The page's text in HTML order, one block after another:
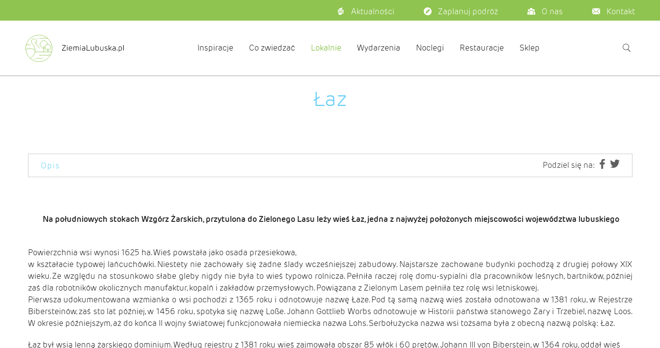
Aktualności Zaplanuj podróż O nas Kontakt
Inspiracje Co zwiedzać Lokalnie Wydarzenia Noclegi Restauracje Sklep
Łaz
Opis Podziel się na:
Na południowych stokach Wzgórz Żarskich, przytulona do Zielonego Lasu leży wieś Łaz, jedna z najwyżej położonych miejscowości województwa lubuskiego
Powierzchnia wsi wynosi 1625 ha. Wieś powstała jako osada przesiekowa,
w kształacie typowej lańcuchówki. Niestety nie zachowały się żadne ślady wcześniejszej zabudowy. Najstarsze zachowane budynki pochodzą z drugiej połowy XIX
wieku. Ze względu na stosunkowo słabe gleby nigdy nie była to wieś typowo rolnicza. Pełniła raczej rolę domu-sypialni dla pracowników leśnych, bartników, później
zaś dla robotników okolicznych manufaktur, kopalń i zakładów przemysłowych. Powiązana z Zielonym Lasem pełniła tez rolę wsi letniskowej.
Pierwsza udokumentowana wzmianka o wsi pochodzi z 1365 roku i odnotowuje nazwę Łaze. Pod tą samą nazwą wieś została odnotowana w 1381 roku, w Rejestrze
Bibersteinów, zaś sto lat później, w 1456 roku, spotyka się nazwę Loße. Johann Gottlieb Worbs odnotowuje w Historii państwa stanowego Żary i Trzebiel, nazwę Loos.
W okresie późniejszym, aż do końca II wojny światowej funkcjonowała niemiecka nazwa Lohs. Serbołużycka nazwa wsi tożsama była z obecną nazwą polską: Łaz.
Łaz był wsią lenną żarskiego dominium. Według rejestru z 1381 roku wieś zajmowała obszar 85 włók i 60 prętów. Johann III von Biberstein, w 1364 roku, oddał wieś